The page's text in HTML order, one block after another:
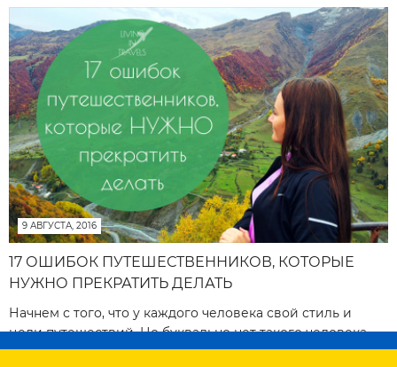
9 АВГУСТА, 2016
17 ОШИБОК ПУТЕШЕСТВЕННИКОВ, КОТОРЫЕ
НУЖНО ПРЕКРАТИТЬ ДЕЛАТЬ
Начнем с того, что у каждого человека свой стиль и
цели путешествий. Но буквально нет такого человека,
начинающего путешественника, который не совершал